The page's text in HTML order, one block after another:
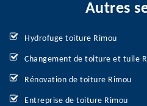
Autres
Hydrofuge toiture Rimou
Changement de toiture et tuile
Rénovation de toiture Rimou
Entreprise de toiture Rimou